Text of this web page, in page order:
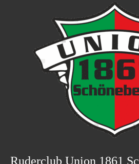
Ruderclub Union 1861